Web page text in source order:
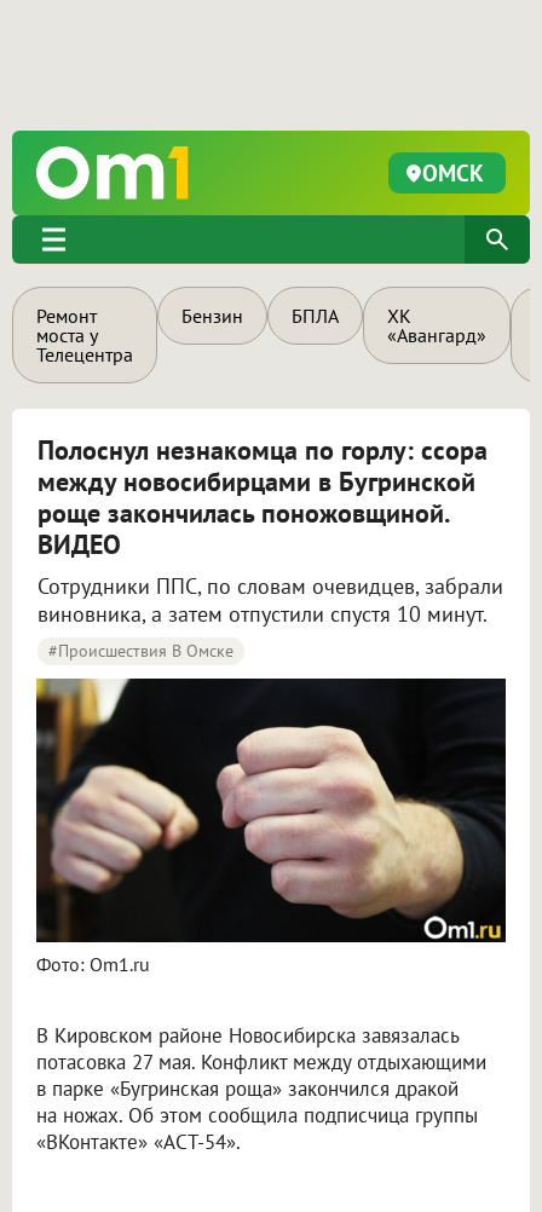
ОМСК
Ремонт
моста у
Телецентра
Бензин БПЛА
ХК
«Авангард»
Полоснул незнакомца по горлу: ссора
между новосибирцами в Бугринской
роще закончилась поножовщиной.
ВИДЕО
Сотрудники ППС, по словам очевидцев, забрали
виновника, а затем отпустили спустя 10 минут.
#Происшествия В Омске
Фото: Om1.ru
В Кировском районе Новосибирска завязалась
потасовка 27 мая. Конфликт между отдыхающими
в парке «Бугринская роща» закончился дракой
на ножах. Об этом сообщила подписчица группы
«ВКонтакте» «АСТ-54».